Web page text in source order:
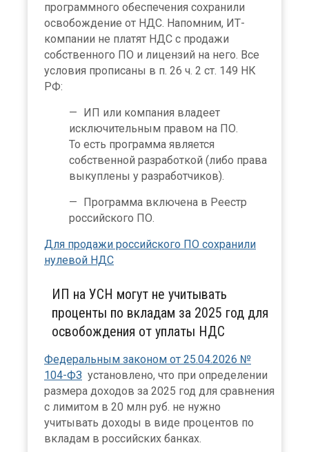
программного обеспечения сохранили
освобождение от НДС. Напомним, ИТ-
компании не платят НДС с продажи
собственного ПО и лицензий на него. Все
условия прописаны в п. 26 ч. 2 ст. 149 НК
РФ:
ИП или компания владеет
исключительным правом на ПО.
То есть программа является
собственной разработкой (либо права
выкуплены у разработчиков).
Программа включена в Реестр
российского ПО.
Для продажи российского ПО сохранили
нулевой НДС
ИП на УСН могут не учитывать
проценты по вкладам за 2025 год для
освобождения от уплаты НДС
Федеральным законом от 25.04.2026 №
104-ФЗ установлено, что при определении
размера доходов за 2025 год для сравнения
с лимитом в 20 млн руб. не нужно
учитывать доходы в виде процентов по
вкладам в российских банках.